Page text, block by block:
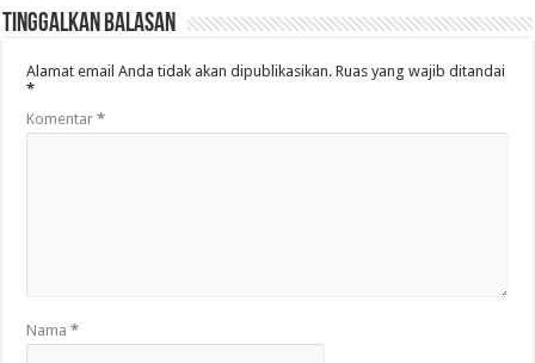
Tinggalkan Balasan
Alamat email Anda tidak akan dipublikasikan. Ruas yang wajib ditandai
*
Komentar*
Nama*